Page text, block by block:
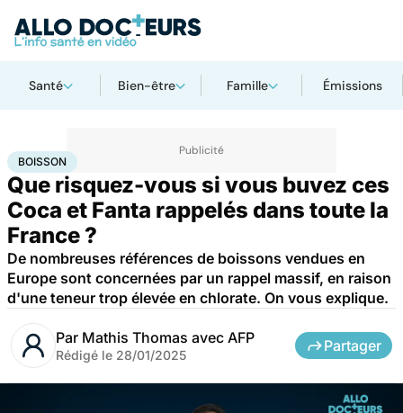
Santé Bien-être Famille Émissions
AccueilBien-être Boisson
BOISSON
Que risquez-vous si vous buvez ces
Coca et Fanta rappelés dans toute la
France ?
De nombreuses références de boissons vendues en
Europe sont concernées par un rappel massif, en raison
d'une teneur trop élevée en chlorate. On vous explique.
Par Mathis Thomas avec AFP
Rédigé le 28/01/2025
Partager